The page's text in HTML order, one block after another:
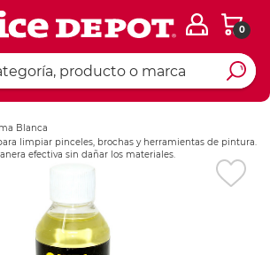
0
Blanca
limpiar pinceles, brochas y herramientas de pintura.
efectiva sin dañar los materiales.
Ingresar Codigo